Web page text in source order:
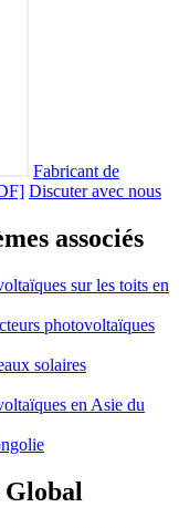
Fabricant de
Discuter avec nous
associés
sur les toits en
photovoltaïques
solaires
en Asie du